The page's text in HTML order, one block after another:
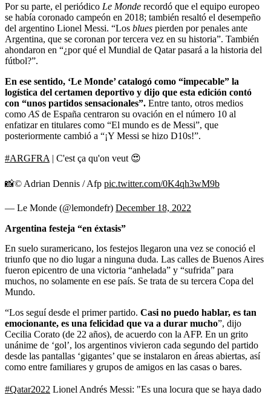
Por su parte, el periódico Le Monde recordó que el equipo europeo
se había coronado campeón en 2018; también resaltó el desempeño
del argentino Lionel Messi. “Los blues pierden por penales ante
Argentina, que se coronan por tercera vez en su historia”. También
ahondaron en “¿por qué el Mundial de Qatar pasará a la historia del
fútbol?”.
En ese sentido, ‘Le Monde’ catalogó como “impecable” la
logística del certamen deportivo y dijo que esta edición contó
con “unos partidos sensacionales”. Entre tanto, otros medios
como AS de España centraron su ovación en el número 10 al
enfatizar en titulares como “El mundo es de Messi”, que
posteriormente cambió a “¡Y Messi se hizo D10s!”.
#ARGFRA | C'est ça qu'on veut 😍
📸© Adrian Dennis / Afp pic.twitter.com/0K4qh3wM9b
— Le Monde (@lemondefr) December 18, 2022
Argentina festeja “en éxtasis”
En suelo suramericano, los festejos llegaron una vez se conoció el
triunfo que no dio lugar a ninguna duda. Las calles de Buenos Aires
fueron epicentro de una victoria “anhelada” y “sufrida” para
muchos, no solamente en ese país. Se trata de su tercera Copa del
Mundo.
“Los seguí desde el primer partido. Casi no puedo hablar, es tan
emocionante, es una felicidad que va a durar mucho”, dijo
Cecilia Corato (de 22 años), de acuerdo con la AFP. En un grito
unánime de ‘gol’, los argentinos vivieron cada segundo del partido
desde las pantallas ‘gigantes’ que se instalaron en áreas abiertas, así
como entre familiares y grupos de amigos en las casas o bares.
#Qatar2022 Lionel Andrés Messi: "Es una locura que se haya dado